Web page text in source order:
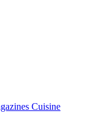
Cuisine